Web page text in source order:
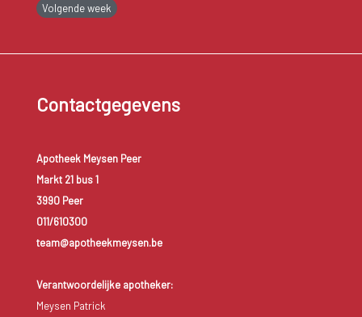
Volgende week
Contactgegevens
Apotheek Meysen Peer
Markt 21 bus 1
3990 Peer
011/610300
team@apotheekmeysen.be
Verantwoordelijke apotheker:
Meysen Patrick